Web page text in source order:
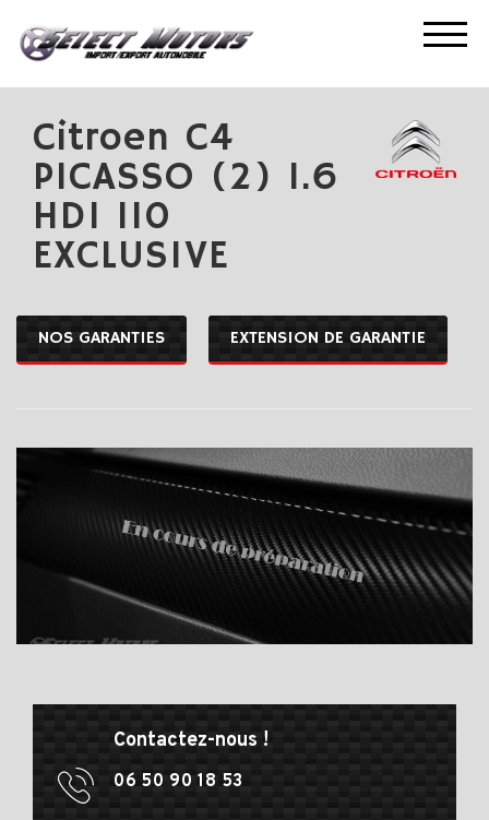
ACCUEIL
NOS OCCASIONS
CITROEN C4 PICASSO (2) 1.6 HDI 110 EXCLUSIVE
Citroen C4
PICASSO (2) 1.6
HDI 110
EXCLUSIVE
NOS GARANTIES EXTENSION DE GARANTIE
Contactez-nous !
06 50 90 18 53